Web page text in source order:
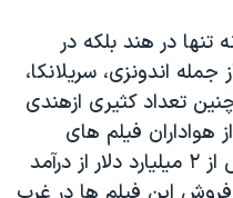
تنها در هند بلکه در
اندونزی، سریلانکا،
تعداد کثیری ازهندی
فیلم های
بالیوود به شمار می روند و بیش از ٢ میلیارد دلار از درآمد